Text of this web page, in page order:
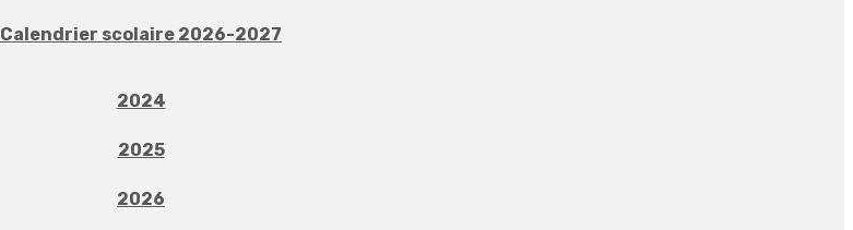
Calendrier scolaire 2026-2027
2024
2025
2026